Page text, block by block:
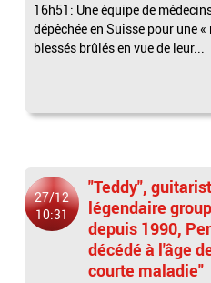
16h51: Une équipe de
dépêchée en Suisse pour une
blessés brûlés en vue de leur...
27/12
10:31
"Teddy",
légendaire
depuis 1990,
décédé à l'âge
courte maladie"